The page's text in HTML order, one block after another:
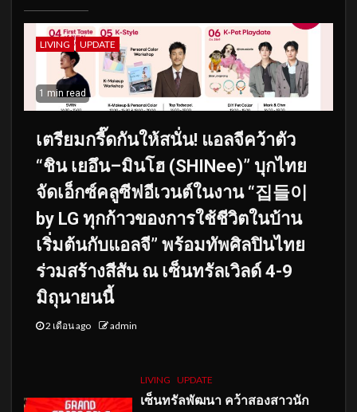
LIVING UPDATE
1 min read
เตรียมกรี๊ดกันให้สนั่น! แอลจีคว้าตัว
“ชิน เยอึน–มินโฮ (SHINee)” บุกไทย
จัดเอ็กซ์คลูซีฟอีเวนต์ในงาน “집들이
by LG ทุกก้าวของการใช้ชีวิตในบ้าน
เริ่มต้นกับแอลจี” พร้อมทัพศิลปินไทย
ร่วมสร้างสีสัน ณ เซ็นทรัลเวิลด์ 4-9
มิถุนายนนี้
2 เดือน ago admin
LIVING UPDATE
เซ็นทรัลพัฒนา คว้าสองสาวนัก